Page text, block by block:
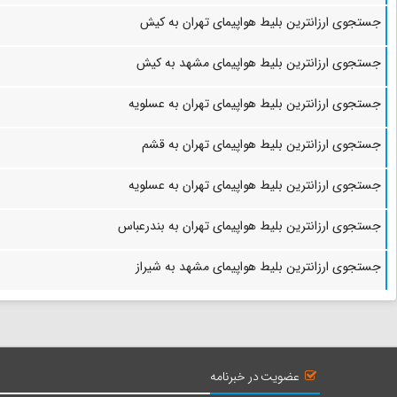
جستجوی ارزانترین بلیط هواپیمای تهران به کیش
جستجوی ارزانترین بلیط هواپیمای مشهد به کیش
جستجوی ارزانترین بلیط هواپیمای تهران به عسلویه
جستجوی ارزانترین بلیط هواپیمای تهران به قشم
جستجوی ارزانترین بلیط هواپیمای تهران به عسلویه
جستجوی ارزانترین بلیط هواپیمای تهران به بندرعباس
جستجوی ارزانترین بلیط هواپیمای مشهد به شیراز
عضویت در خبرنامه